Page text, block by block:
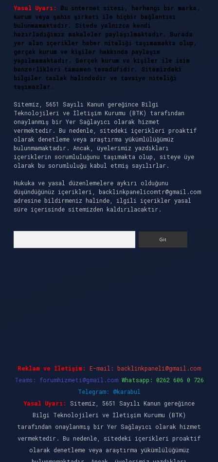
Yasal Uyarı:
Bu internet sitesi, herhangi bir marka,
kurum veya şahıs şirketi ile hiçbir bağlantısı
bulunmamaktadır. Sitede yalnızca kendi
hazırladığımız makaleler paylaşılmaktadır. Burada
yer alan içerikler haber niteliği taşımamakta olup,
gerçek kurum ve kişiler hakkında paylaşım
yapılmamaktadır. Gerçek kurum ve kişiler ile isim
benzerlikleri tamamen tesadüfidir. Sitemizdeki
bilgiler taslak halindedir ve tavsiye niteliği
taşımazlar.
Sitemiz, 5651 Sayılı Kanun gereğince Bilgi
Teknolojileri ve İletişim Kurumu (BTK) tarafından
onaylanmış bir Yer Sağlayıcı olarak hizmet
vermektedir. Bu nedenle, sitedeki içerikleri proaktif
olarak denetleme veya araştırma yükümlülüğümüz
bulunmamaktadır. Ancak, üyelerimiz yazdıkları
içeriklerin sorumluluğunu taşımakta olup, siteye üye
olarak bu sorumluluğu kabul etmiş sayılırlar.
Hukuka ve yasal düzenlemelere aykırı olduğunu
düşündüğünüz içerikleri, backlinkpanelicomtr@gmail.com
adresine bildirmeniz halinde, ilgili içerikler yasal
süre içerisinde sitemizden kaldırılacaktır.
Reklam ve İletişim: E-mail: backlinkpaneli@gmail.com
Teams: forumhizmeti@gmail.com Whatsapp: 0262 606 0 726
Telegram: @karabul
Yasal Uyarı:
Sitemiz, 5651 Sayılı Kanun gereğince
Bilgi Teknolojileri ve İletişim Kurumu (BTK)
tarafından onaylanmış bir Yer Sağlayıcı olarak hizmet
vermektedir. Bu nedenle, sitedeki içerikleri proaktif
olarak denetleme veya araştırma yükümlülüğümüz